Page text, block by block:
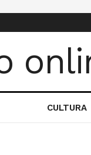
CULTURA